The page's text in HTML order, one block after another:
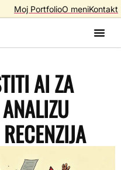
Moj PortfolioO meniKontakt
AI ZA